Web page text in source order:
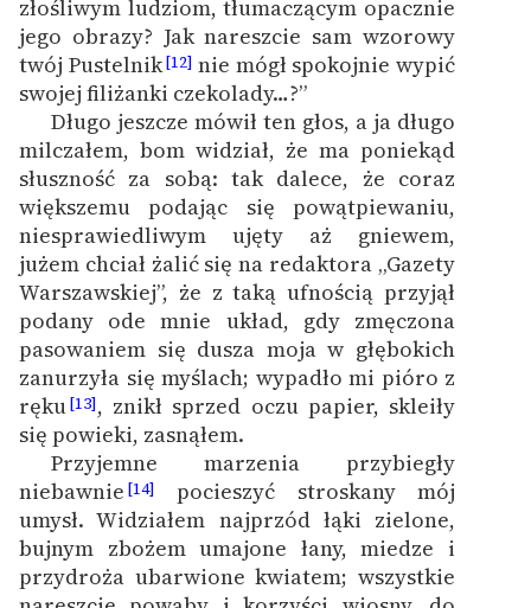
złośliwym ludziom, tłumaczącym opacznie
jego obrazy? Jak nareszcie sam wzorowy
twój Pustelnik[12] nie mógł spokojnie wypić
swojej filiżanki czekolady…?”
Długo jeszcze mówił ten głos, a ja długo
milczałem, bom widział, że ma poniekąd
słuszność za sobą: tak dalece, że coraz
większemu podając się powątpiewaniu,
niesprawiedliwym ujęty aż gniewem,
jużem chciał żalić się na redaktora „Gazety
Warszawskiej”, że z taką ufnością przyjął
podany ode mnie układ, gdy zmęczona
pasowaniem się dusza moja w głębokich
zanurzyła się myślach; wypadło mi pióro z
ręku[13], znikł sprzed oczu papier, skleiły
się powieki, zasnąłem.
Przyjemne marzenia przybiegły
niebawnie [14]
pocieszyć stroskany mój
umysł. Widziałem najprzód łąki zielone,
bujnym zbożem umajone łany, miedze i
przydroża ubarwione kwiatem; wszystkie